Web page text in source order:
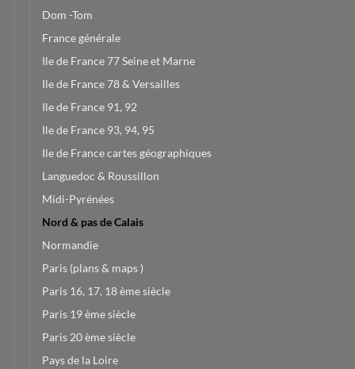
Dom -Tom
France générale
Ile de France 77 Seine et Marne
Ile de France 78 & Versailles
Ile de France 91, 92
Ile de France 93, 94, 95
Ile de France cartes géographiques
Languedoc & Roussillon
Midi-Pyrénées
Nord & pas de Calais
Normandie
Paris (plans & maps )
Paris 16, 17, 18 ème siècle
Paris 19 ème siècle
Paris 20 ème siècle
Pays de la Loire